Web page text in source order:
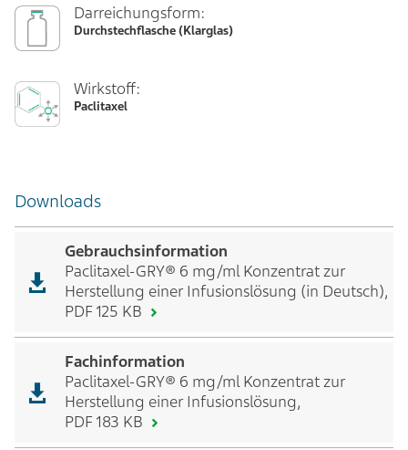
Darreichungsform:
Durchstechflasche (Klarglas)
Wirkstoff:
Paclitaxel
Downloads
Gebrauchsinformation
Paclitaxel-GRY® 6 mg/ml Konzentrat zur
Herstellung einer Infusionslösung (in Deutsch),
PDF 125 KB
Fachinformation
Paclitaxel-GRY® 6 mg/ml Konzentrat zur
Herstellung einer Infusionslösung,
PDF 183 KB